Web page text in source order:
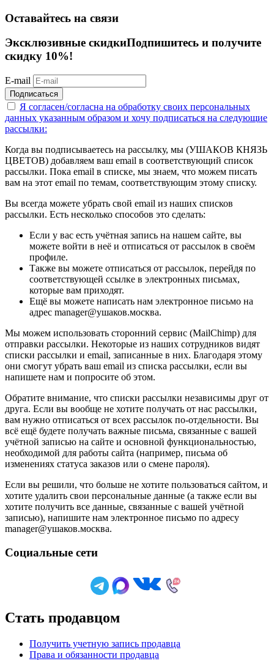
Оставайтесь на связи
Эксклюзивные скидкиПодпишитесь и получите
скидку 10%!
E-mail
Подписаться
Я согласен/согласна на обработку своих персональных
данных указанным образом и хочу подписаться на следующие
рассылки:
Когда вы подписываетесь на рассылку, мы (УШАКОВ КНЯЗЬ
ЦВЕТОВ) добавляем ваш email в соответствующий список
рассылки. Пока email в списке, мы знаем, что можем писать
вам на этот email по темам, соответствующим этому списку.
Вы всегда можете убрать свой email из наших списков
рассылки. Есть несколько способов это сделать:
Если у вас есть учётная запись на нашем сайте, вы
можете войти в неё и отписаться от рассылок в своём
профиле.
Также вы можете отписаться от рассылок, перейдя по
соответствующей ссылке в электронных письмах,
которые вам приходят.
Ещё вы можете написать нам электронное письмо на
адрес manager@ушаков.москва.
Мы можем использовать сторонний сервис (MailChimp) для
отправки рассылки. Некоторые из наших сотрудников видят
списки рассылки и email, записанные в них. Благодаря этому
они смогут убрать ваш email из списка рассылки, если вы
напишете нам и попросите об этом.
Обратите внимание, что списки рассылки независимы друг от
друга. Если вы вообще не хотите получать от нас рассылки,
вам нужно отписаться от всех рассылок по-отдельности. Вы
всё ещё будете получать важные письма, связанные с вашей
учётной записью на сайте и основной функциональностью,
необходимой для работы сайта (например, письма об
изменениях статуса заказов или о смене пароля).
Если вы решили, что больше не хотите пользоваться сайтом, и
хотите удалить свои персональные данные (а также если вы
хотите получить все данные, связанные с вашей учётной
записью), напишите нам электронное письмо по адресу
manager@ушаков.москва.
Социальные сети
Стать продавцом
Получить учетную запись продавца
Права и обязанности продавца